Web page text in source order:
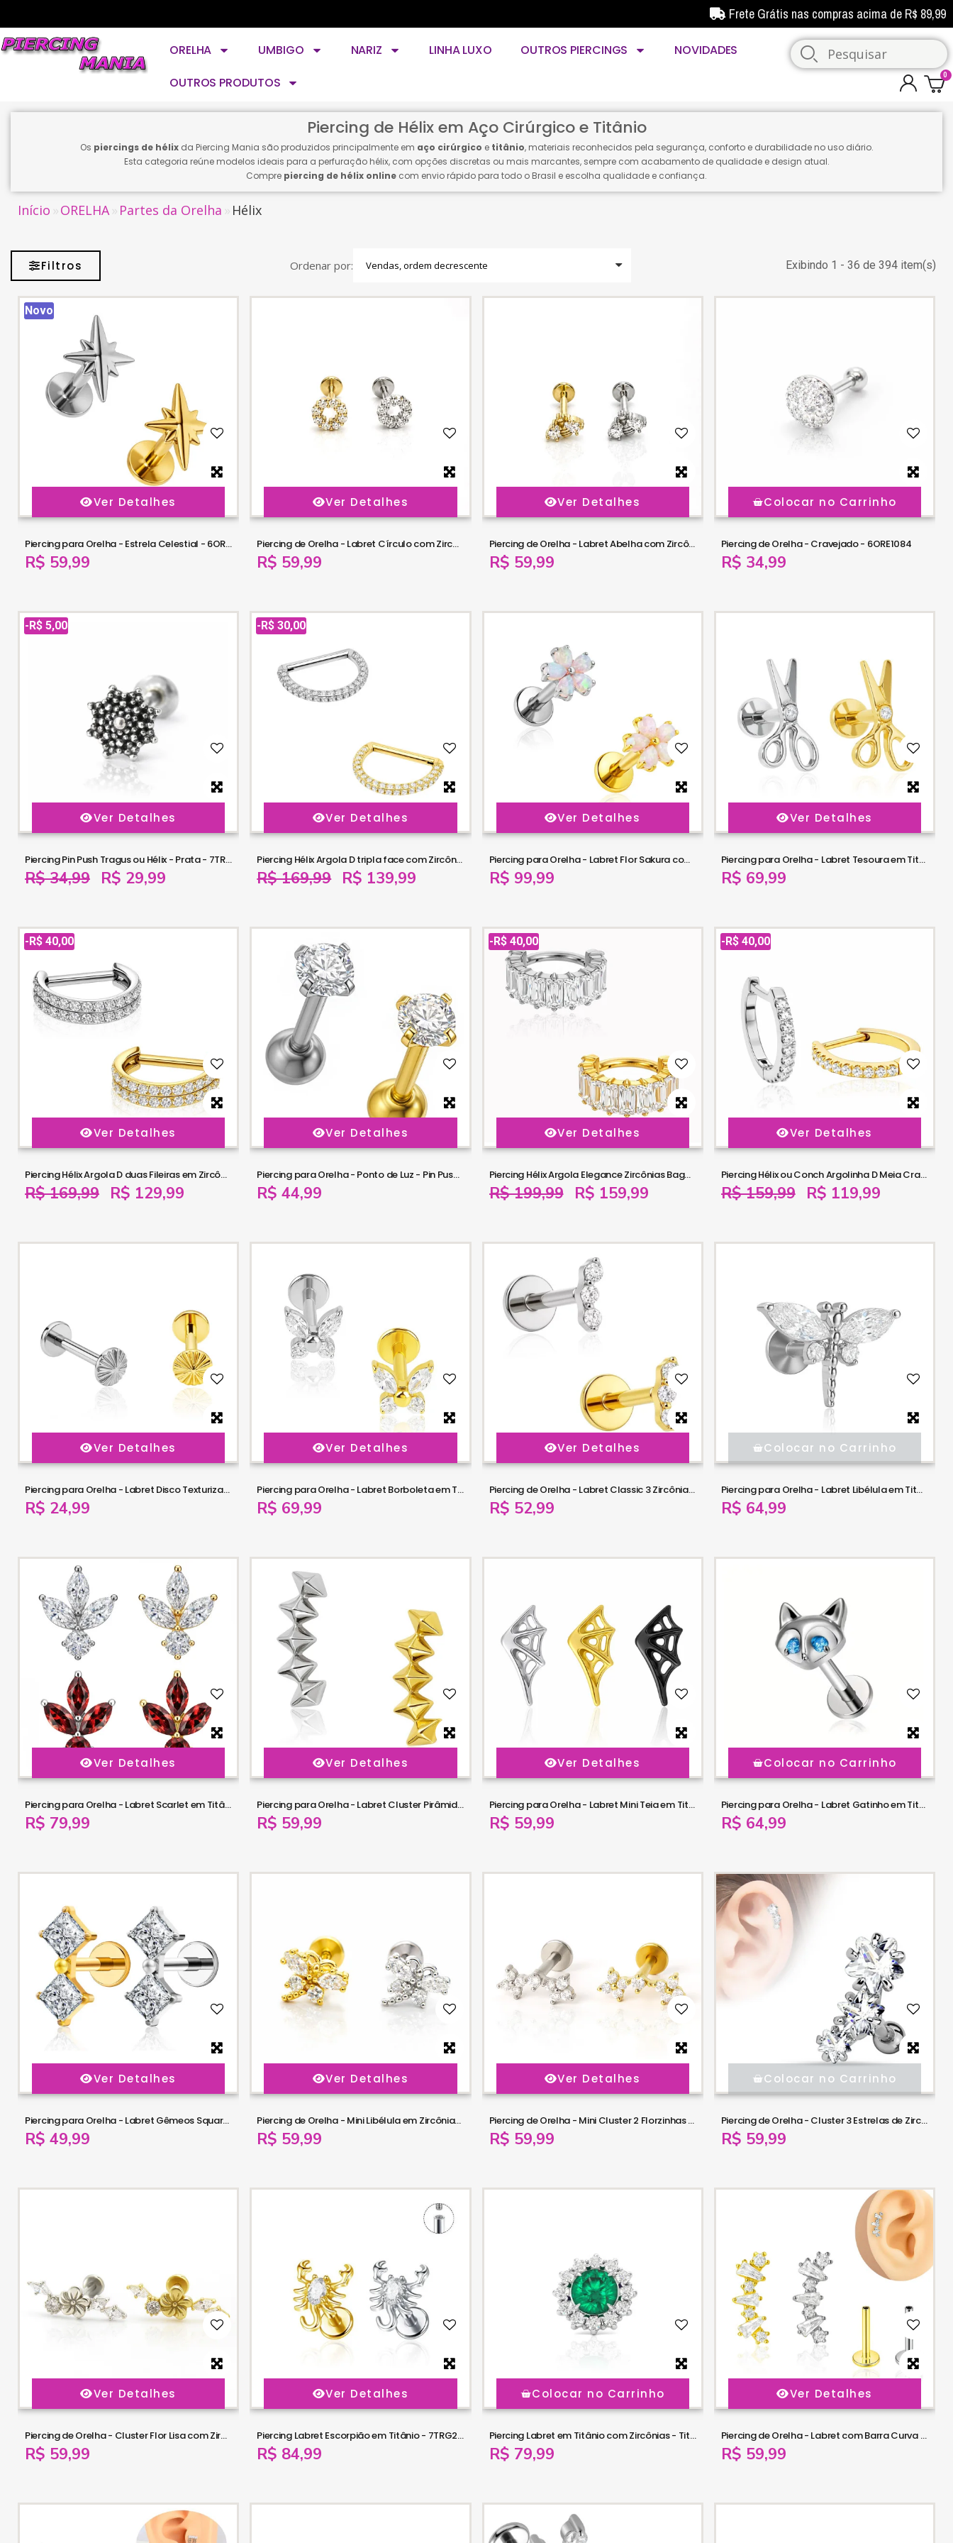
Frete Grátis nas compras acima de R$ 89,99
ORELHA UMBIGO NARIZ LINHA LUXO OUTROS PIERCINGS
NOVIDADES
OUTROS PRODUTOS
Piercing de Hélix em Aço Cirúrgico e Titânio
Os piercings de hélixda Piercing Mania são produzidos principalmente em aço cirúrgico e titânio, materiais reconhecidos pela segurança, conforto e durabilidade no uso diário.
Esta categoria reúne modelos ideais para a perfuração hélix, com opções discretas ou mais marcantes, sempre com acabamento de qualidade e design atual.
Compre piercing de hélix online com envio rápido para todo o Brasil e escolha qualidade e confiança.
Início ORELHA Partes da Orelha Hélix
Filtros Ordenar por: Exibindo 1 - 36 de 394 item(s)
Novo
Ver Detalhes
Piercing para Orelha - Estrela Celestial - 6ORE1087
R$ 59,99
Ver Detalhes
Piercing de Orelha - Labret Círculo com Zircônias - Aço Cirúrgico - 6ORE1086
R$ 59,99
Ver Detalhes
Piercing de Orelha - Labret Abelha com Zircônias - Aço Cirúrgico - 6ORE1085
R$ 59,99
Colocar no Carrinho
Piercing de Orelha - Cravejado - 6ORE1084
R$ 34,99
-R$ 5,00
Ver Detalhes
Piercing Pin Push Tragus ou Hélix - Prata - 7TRG282
R$ 34,99 R$ 29,99
-R$ 30,00
Ver Detalhes
Piercing Hélix Argola D tripla face com Zircônias - 100% em Titânio - 6ORE1080
R$ 169,99 R$ 139,99
Ver Detalhes
Piercing para Orelha - Labret Flor Sakura com pedra Opala - 6ORE1079
R$ 99,99
Ver Detalhes
Piercing para Orelha - Labret Tesoura em Titânio com Zircônia - 6ORE1078
R$ 69,99
-R$ 40,00
Ver Detalhes
Piercing Hélix Argola D duas Fileiras em Zircônias - 100% em Titânio - 6ORE1077
R$ 169,99 R$ 129,99
Ver Detalhes
Piercing para Orelha - Ponto de Luz - Pin Push com Zircônia tipo Swarovski - 6ORE1076
R$ 44,99
-R$ 40,00
Ver Detalhes
Piercing Hélix Argola Elegance Zircônias Baguete - 100% em Titânio - 6ORE1075
R$ 199,99 R$ 159,99
-R$ 40,00
Ver Detalhes
Piercing Hélix ou Conch Argolinha D Meia Cravejada - 100% em Titânio - 6ORE1074
R$ 159,99 R$ 119,99
Ver Detalhes
Piercing para Orelha - Labret Disco Texturizado em Titânio - 7TRG281
R$ 24,99
Ver Detalhes
Piercing para Orelha - Labret Borboleta em Titânio com Zircônias - 6ORE1072
R$ 69,99
Ver Detalhes
Piercing de Orelha - Labret Classic 3 Zircônias - Titânio - 7TRG280
R$ 52,99
Colocar no Carrinho
Piercing para Orelha - Labret Libélula em Titânio Deluxe - 6ORE1071
R$ 64,99
Ver Detalhes
Piercing para Orelha - Labret Scarlet em Titânio - 6ORE1069
R$ 79,99
Ver Detalhes
Piercing para Orelha - Labret Cluster Pirâmide em Titânio - 6ORE1068
R$ 59,99
Ver Detalhes
Piercing para Orelha - Labret Mini Teia em Titânio - 6ORE1067
R$ 59,99
Colocar no Carrinho
Piercing para Orelha - Labret Gatinho em Titânio com Zircônias Azuis - 6ORE1066
R$ 64,99
Ver Detalhes
Piercing para Orelha - Labret Gêmeos Square Zircônia - Titânio - 6ORE1065
R$ 49,99
Ver Detalhes
Piercing de Orelha - Mini Libélula em Zircônias - 6ORE1064
R$ 59,99
Ver Detalhes
Piercing de Orelha - Mini Cluster 2 Florzinhas e 1 Cristal - 6ORE1063
R$ 59,99
Colocar no Carrinho
Piercing de Orelha - Cluster 3 Estrelas de Zircônia - 6ORE1062
R$ 59,99
Ver Detalhes
Piercing de Orelha - Cluster Flor Lisa com Zircônias Navete - 6ORE1061
R$ 59,99
Ver Detalhes
Piercing Labret Escorpião em Titânio - 7TRG278
R$ 84,99
Colocar no Carrinho
Piercing Labret em Titânio com Zircônias - Titânio - 7TRG277
R$ 79,99
Ver Detalhes
Piercing de Orelha - Labret com Barra Curva de Zircônias - 6ORE1060
R$ 59,99